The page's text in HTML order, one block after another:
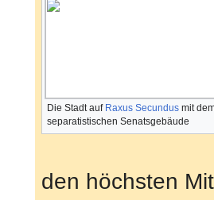
Die Stadt auf Raxus Secundus mit
separatistischen Senatsgebäude
den höchsten